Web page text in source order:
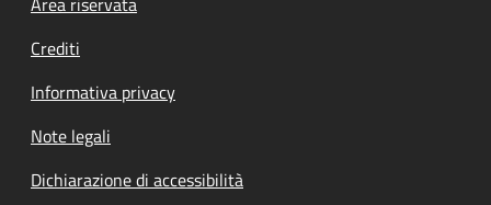
Crediti
Informativa privacy
Note legali
Dichiarazione di accessibilità